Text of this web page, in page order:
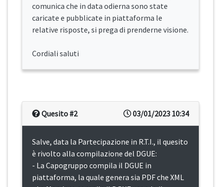
comunica che in data odierna sono state
caricate e pubblicate in piattaforma le
relative risposte, si prega di prenderne visione.
Cordiali saluti
03/01/2023 10:34
Quesito #2
Salve, data la Partecipazione in R.T.I., il quesito
è rivolto alla compilazione del DGUE:
- La Capogruppo compila il DGUE in
piattaforma, la quale genera sia PDF che XML